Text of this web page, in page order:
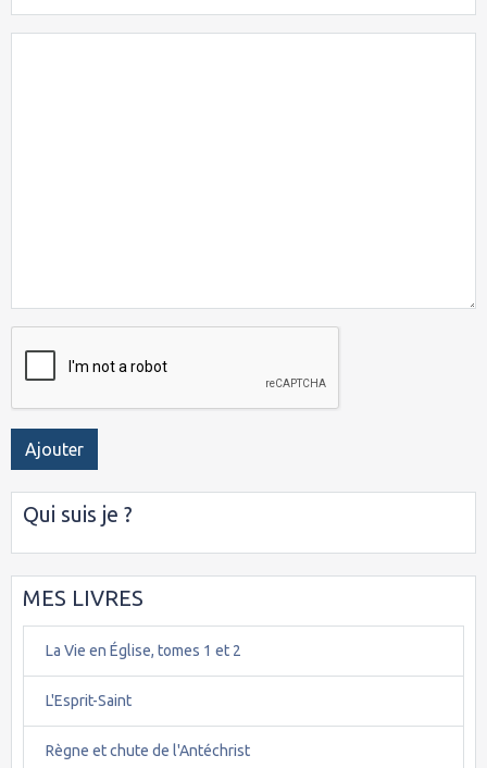
Ajouter
Qui suis je ?
MES LIVRES
La Vie en Église, tomes 1 et 2
L'Esprit-Saint
Règne et chute de l'Antéchrist